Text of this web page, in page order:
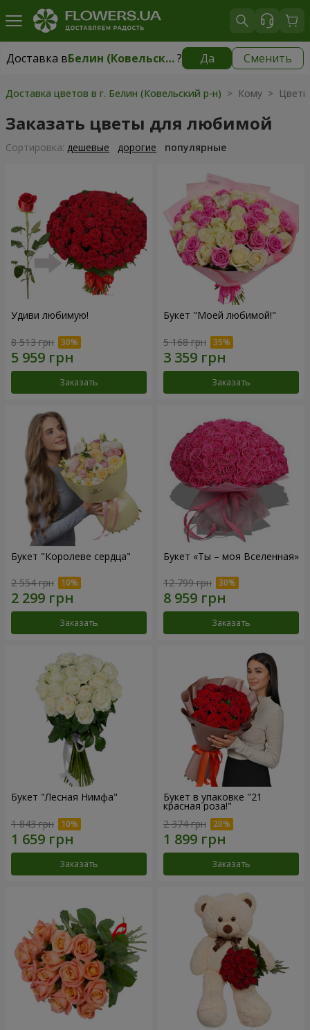
Доставка в Белин (Ковельский р-н)? Да Сменить
Доставка вБелин (Ковельский р-н) |1175 грн
Доставка цветов в г. Белин (Ковельский р-н) > Кому >
Заказать цветы для любимой
Cортировка: дешевые дорогие популярные
Удиви любимую!
8 513 грн
Заказать
Букет "Моей любимой!"
5 168 грн
Заказать
Букет "Королеве сердца"
2 554 грн
Заказать
Букет «Ты – моя Вселенная»
12 799 грн
Заказать
Букет "Лесная Нимфа"
1 843 грн
Заказать
Букет в упаковке "21
красная роза!"
2 374 грн
Заказать